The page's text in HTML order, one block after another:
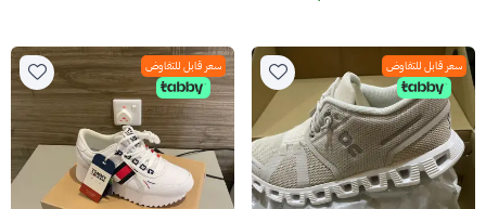
سعر قابل للتفاوض سعر قابل للتفاوض